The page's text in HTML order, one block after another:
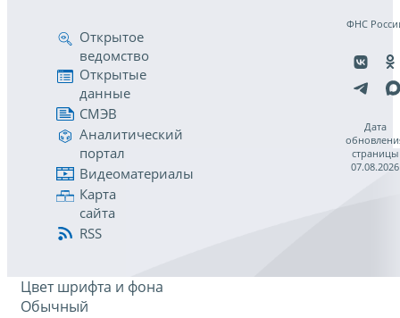
Открытое
ведомство
Открытые
данные
СМЭВ
Аналитический
портал
Видеоматериалы
Карта
сайта
RSS
ФНС
Дата
страницы
07.08.2026
Цвет шрифта и фона
Обычный